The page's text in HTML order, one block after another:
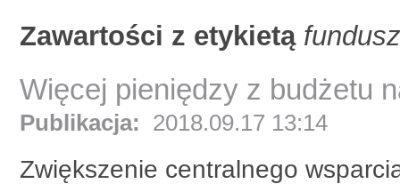
Zawartości z etykietą
Więcej pieniędzy z budżetu
Publikacja: 2018.09.17 13:14
Zwiększenie centralnego